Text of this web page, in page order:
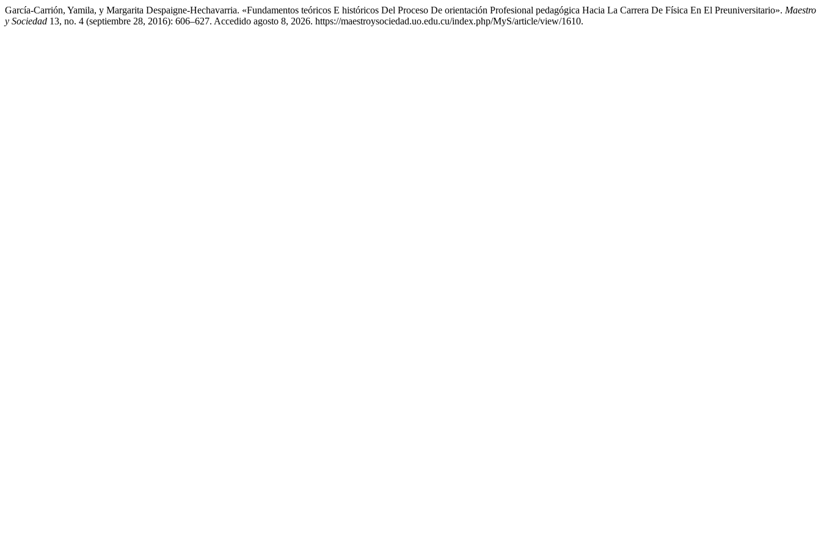
García-Carrión, Yamila, y Margarita Despaigne-Hechavarria. «Fundamentos teóricos E históricos Del Proceso De orientación Profesional pedagógica Hacia La Carrera De Física En El Preuniversitario». Maestro
y Sociedad 13, no. 4 (septiembre 28, 2016): 606–627. Accedido agosto 8, 2026. https://maestroysociedad.uo.edu.cu/index.php/MyS/article/view/1610.